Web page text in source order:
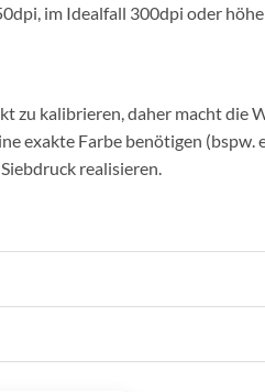
im Idealfall 300dpi oder
kalibrieren, daher macht die
exakte Farbe benötigen (bspw.
realisieren.